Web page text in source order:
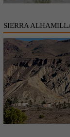
SIERRA